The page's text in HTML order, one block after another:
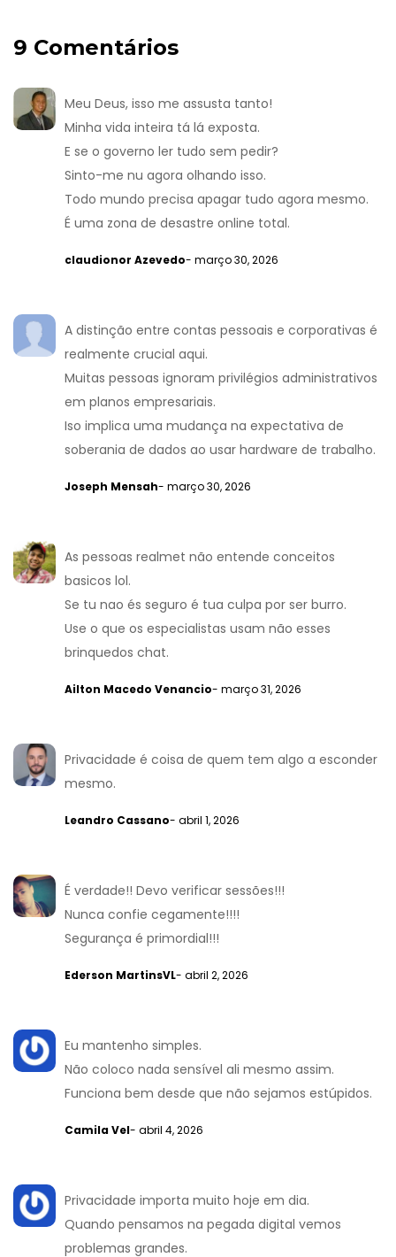
9 Comentários
Meu Deus, isso me assusta tanto!
Minha vida inteira tá lá exposta.
E se o governo ler tudo sem pedir?
Sinto-me nu agora olhando isso.
Todo mundo precisa apagar tudo agora mesmo.
É uma zona de desastre online total.
claudionor Azevedo- março 30, 2026
A distinção entre contas pessoais e corporativas é
realmente crucial aqui.
Muitas pessoas ignoram privilégios administrativos
em planos empresariais.
Iso implica uma mudança na expectativa de
soberania de dados ao usar hardware de trabalho.
Joseph Mensah- março 30, 2026
As pessoas realmet não entende conceitos
basicos lol.
Se tu nao és seguro é tua culpa por ser burro.
Use o que os especialistas usam não esses
brinquedos chat.
Ailton Macedo Venancio- março 31, 2026
Privacidade é coisa de quem tem algo a esconder
mesmo.
Leandro Cassano- abril 1, 2026
É verdade!! Devo verificar sessões!!!
Nunca confie cegamente!!!!
Segurança é primordial!!!
Ederson MartinsVL- abril 2, 2026
Eu mantenho simples.
Não coloco nada sensível ali mesmo assim.
Funciona bem desde que não sejamos estúpidos.
Camila Vel- abril 4, 2026
Privacidade importa muito hoje em dia.
Quando pensamos na pegada digital vemos
problemas grandes.